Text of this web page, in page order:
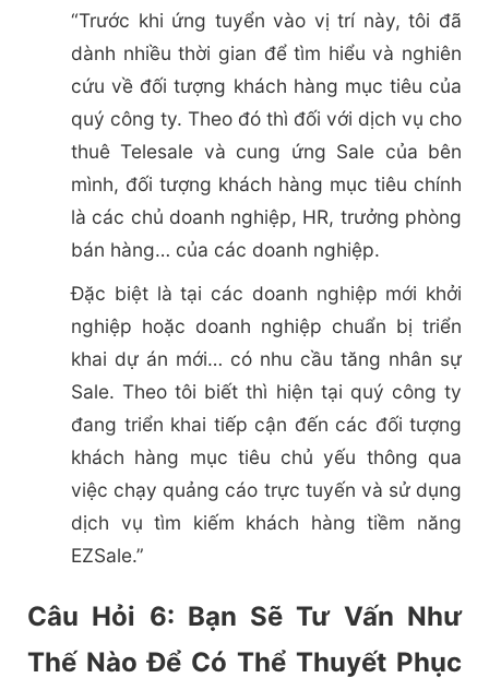
“Trước khi ứng tuyển vào vị trí này, tôi đã
dành nhiều thời gian để tìm hiểu và nghiên
cứu về đối tượng khách hàng mục tiêu của
quý công ty. Theo đó thì đối với dịch vụ cho
thuê Telesale và cung ứng Sale của bên
mình, đối tượng khách hàng mục tiêu chính
là các chủ doanh nghiệp, HR, trưởng phòng
bán hàng… của các doanh nghiệp.
Đặc biệt là tại các doanh nghiệp mới khởi
nghiệp hoặc doanh nghiệp chuẩn bị triển
khai dự án mới… có nhu cầu tăng nhân sự
Sale. Theo tôi biết thì hiện tại quý công ty
đang triển khai tiếp cận đến các đối tượng
khách hàng mục tiêu chủ yếu thông qua
việc chạy quảng cáo trực tuyến và sử dụng
dịch vụ tìm kiếm khách hàng tiềm năng
EZSale.”
Câu Hỏi 6: Bạn Sẽ Tư Vấn Như
Thế Nào Để Có Thể Thuyết Phục